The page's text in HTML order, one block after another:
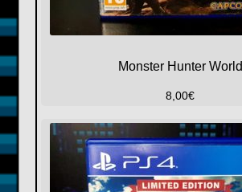
Monster Hunter World
8,00€